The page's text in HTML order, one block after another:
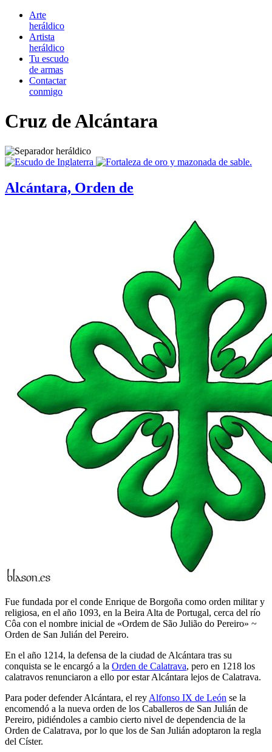
Arte
heráldico
Artista
heráldico
Tu escudo
de armas
Contactar
conmigo
Cruz de Alcántara
Alcántara, Orden de
Fue fundada por el conde Enrique de Borgoña como orden militar y
religiosa, en el año 1093, en la Beira Alta de Portugal, cerca del río
Côa con el nombre inicial de «Ordem de São Julião do Pereiro» ~
Orden de San Julián del Pereiro.
En el año 1214, la defensa de la ciudad de Alcántara tras su
conquista se le encargó a la Orden de Calatrava, pero en 1218 los
calatravos renunciaron a ello por estar Alcántara lejos de Calatrava.
Para poder defender Alcántara, el rey Alfonso IX de León se la
encomendó a la nueva orden de los Caballeros de San Julián de
Pereiro, pidiéndoles a cambio cierto nivel de dependencia de la
Orden de Calatrava, por lo que los de San Julián adoptaron la regla
del Císter.